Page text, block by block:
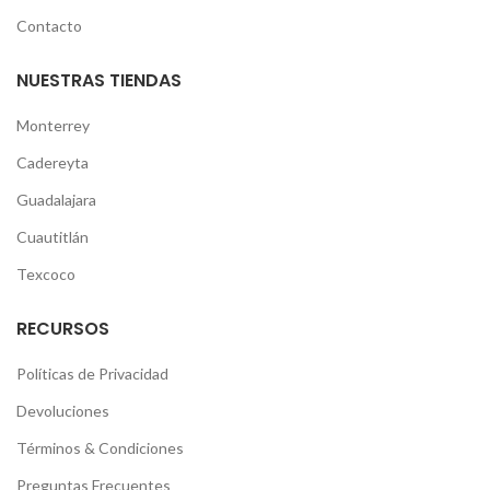
Contacto
NUESTRAS TIENDAS
Monterrey
Cadereyta
Guadalajara
Cuautitlán
Texcoco
RECURSOS
Políticas de Privacidad
Devoluciones
Términos & Condiciones
Preguntas Frecuentes